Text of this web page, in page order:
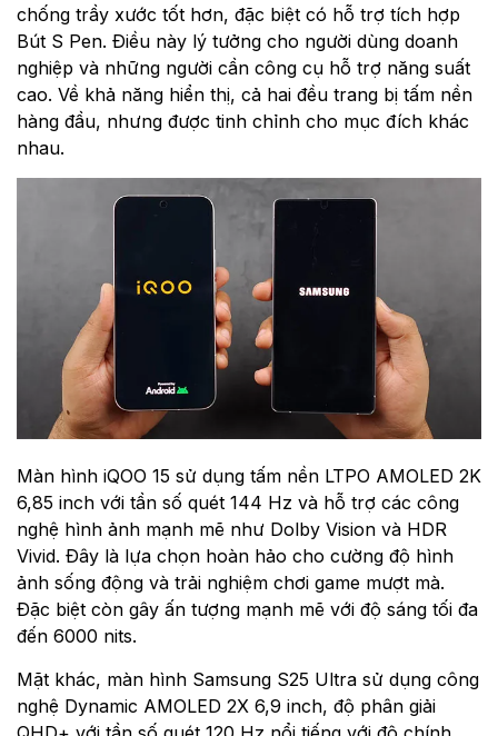
chống trầy xước tốt hơn, đặc biệt có hỗ trợ tích hợp
Bút S Pen. Điều này lý tưởng cho người dùng doanh
nghiệp và những người cần công cụ hỗ trợ năng suất
cao. Về khả năng hiển thị, cả hai đều trang bị tấm nền
hàng đầu, nhưng được tinh chỉnh cho mục đích khác
nhau.
Màn hình iQOO 15 sử dụng tấm nền LTPO AMOLED 2K
6,85 inch với tần số quét 144 Hz và hỗ trợ các công
nghệ hình ảnh mạnh mẽ như Dolby Vision và HDR
Vivid. Đây là lựa chọn hoàn hảo cho cường độ hình
ảnh sống động và trải nghiệm chơi game mượt mà.
Đặc biệt còn gây ấn tượng mạnh mẽ với độ sáng tối đa
đến 6000 nits.
Mặt khác, màn hình Samsung S25 Ultra sử dụng công
nghệ Dynamic AMOLED 2X 6,9 inch, độ phân giải